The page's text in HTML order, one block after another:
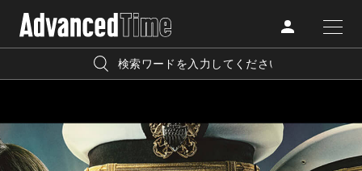
FASHION
『AdvancedTime』は、自由でしなやかに生きるハイエンド
宿泊 プレゼント